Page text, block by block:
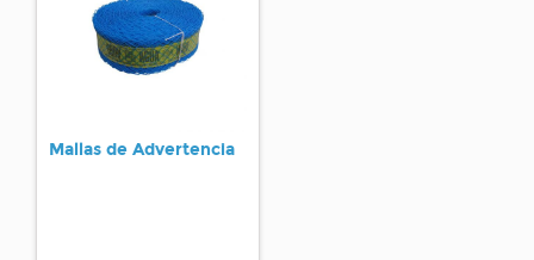
Mallas de Advertencia